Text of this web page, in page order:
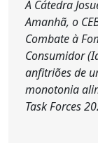
A Cátedra
Amanhã, o
Combate à
Consumidor
anfitriões de
monotonia
Task Forces